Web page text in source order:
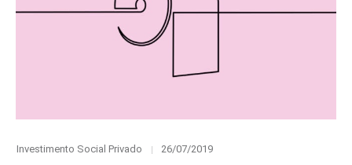
Category
Investimento Social Privado
Posted
26/07/2019